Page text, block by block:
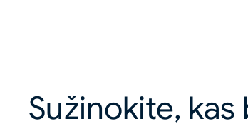
Sužinokite,